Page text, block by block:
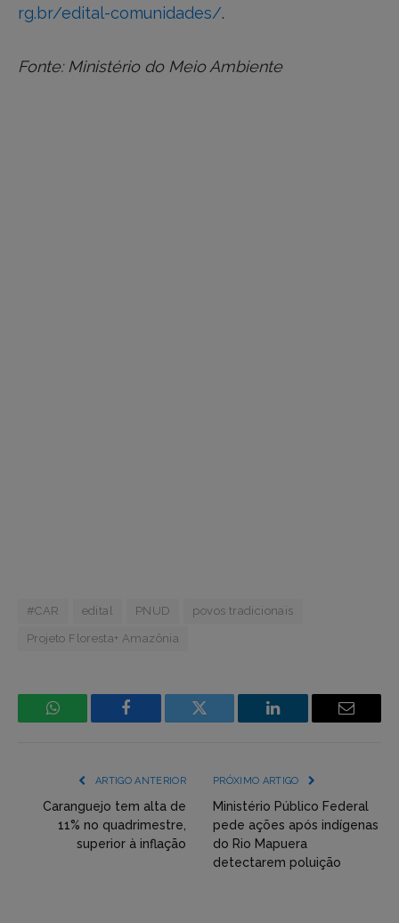
rg.br/edital-comunidades/.
Fonte: Ministério do Meio Ambiente
#CAR edital PNUD povos tradicionais
Projeto Floresta+ Amazônia
WhatsApp Facebook
Incorpore
(YouTube,
Twitter,
Flickr
etc)
LinkedIn Email
ARTIGO ANTERIOR
Caranguejo tem alta de
11% no quadrimestre,
superior à inflação
PRÓXIMO ARTIGO
Ministério Público Federal
pede ações após indígenas
do Rio Mapuera
detectarem poluição